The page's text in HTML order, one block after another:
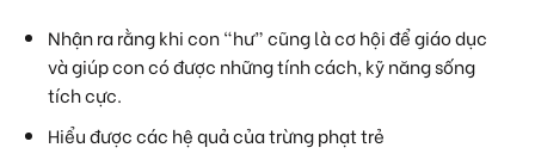
Nhận ra rằng khi con “hư” cũng là cơ hội để giáo dục
và giúp con có được những tính cách, kỹ năng sống
tích cực.
Hiểu được các hệ quả của trừng phạt trẻ